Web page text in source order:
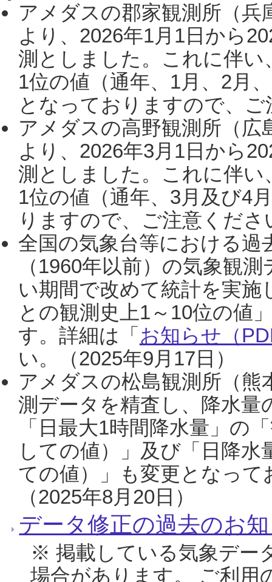
アメダスの郡家観測所（
より、2026年1月1日から
測としました。これに伴い
1位の値（通年、1月、2月
となっておりますので、
アメダスの高野観測所（
より、2026年3月1日から
測としました。これに伴い
1位の値（通年、3月及び4
りますので、ご注意くだ
全国の気象台等における過
（1960年以前）の気象観
い期間で改めて統計を実
との観測史上1～10位の値
す。詳細は「 お知らせ（
い。（2025年9月17日）
アメダスの松島観測所（熊
測データを精査し、降水
「日最大1時間降水量」の
しての値）」及び「日降
ての値）」も変更となっ
（2025年8月20日）
データ修正の過去のお
※ 掲載している気象デー
場合があります。 ご利用